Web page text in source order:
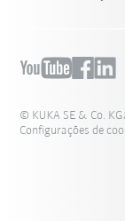
© KUKA SE & Co.
Configurações de